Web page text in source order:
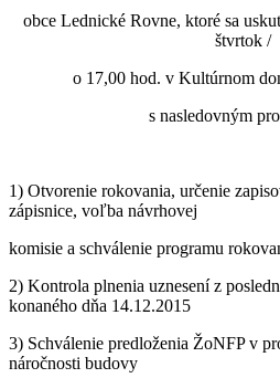
obce Lednické Rovne, ktoré sa
štvrtok /
o 17,00 hod. v Kultúrnom
s nasledovným
1) Otvorenie rokovania, určenie
zápisnice, voľba návrhovej
komisie a schválenie programu
2) Kontrola plnenia uznesení z
konaného dňa 14.12.2015
3) Schválenie predloženia ŽoNFP v
náročnosti budovy